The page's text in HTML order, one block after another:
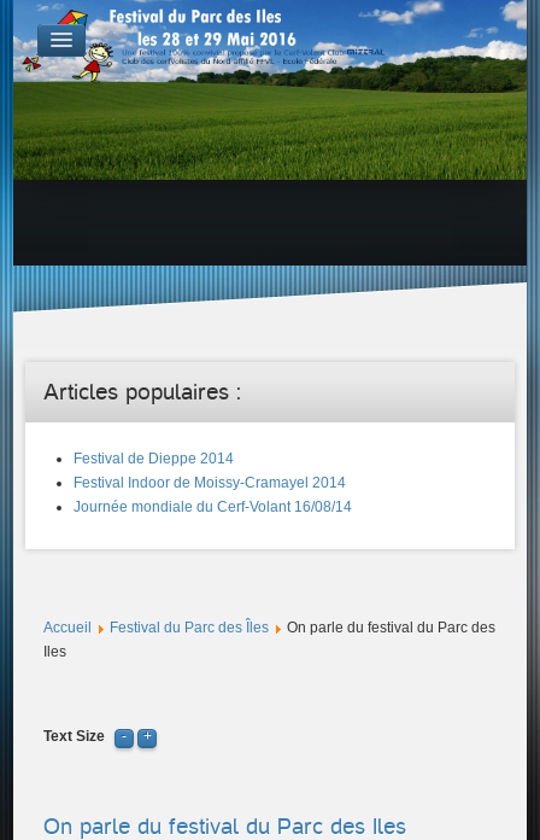
De par le monde
GALERIES
Galerie KAP
Galerie Vidéo
Proposer un lien sur votre site Web
Proposer un nouveau lien !
Articles populaires :
Festival de Dieppe 2014
Festival Indoor de Moissy-Cramayel 2014
Journée mondiale du Cerf-Volant 16/08/14
Accueil Festival du Parc des Îles
On parle du festival du Parc des
Iles
Text Size
On parle du festival du Parc des Iles